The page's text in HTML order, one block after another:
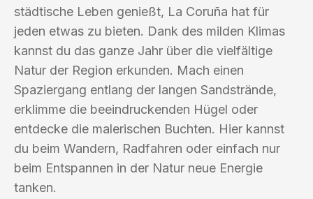
städtische Leben genießt, La Coruña hat für
jeden etwas zu bieten. Dank des milden Klimas
kannst du das ganze Jahr über die vielfältige
Natur der Region erkunden. Mach einen
Spaziergang entlang der langen Sandstrände,
erklimme die beeindruckenden Hügel oder
entdecke die malerischen Buchten. Hier kannst
du beim Wandern, Radfahren oder einfach nur
beim Entspannen in der Natur neue Energie
tanken.